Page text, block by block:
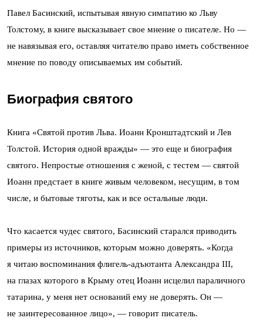
Павел Басинский, испытывая явную симпатию ко Льву
Толстому, в книге высказывает свое мнение о писателе. Но —
не навязывая его, оставляя читателю право иметь собственное
мнение по поводу описываемых им событий.
Биография святого
Книга «Святой против Льва. Иоанн Кронштадтский и Лев
Толстой. История одной вражды» — это еще и биография
святого. Непростые отношения с женой, с тестем — святой
Иоанн предстает в книге живым человеком, несущим, в том
числе, и бытовые тяготы, как и все остальные люди.
Что касается чудес святого, Басинский старался приводить
примеры из источников, которым можно доверять. «Когда
я читаю воспоминания флигель-адъютанта Александра III,
на глазах которого в Крыму отец Иоанн исцелил параличного
татарина, у меня нет оснований ему не доверять. Он —
не заинтересованное лицо», — говорит писатель.